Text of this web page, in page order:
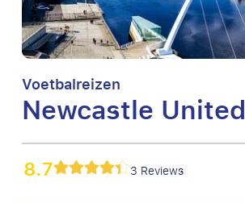
Voetbalreizen
Newcastle United
8.7 3 Reviews